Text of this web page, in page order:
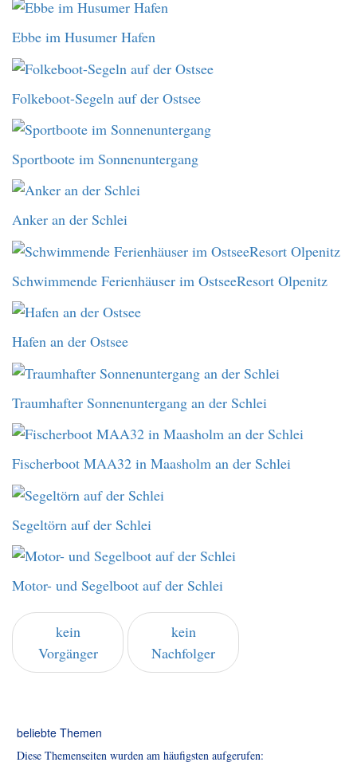
Ebbe im Husumer Hafen
Folkeboot-Segeln auf der Ostsee
Sportboote im Sonnenuntergang
Anker an der Schlei
Schwimmende Ferienhäuser im OstseeResort Olpenitz
Hafen an der Ostsee
Traumhafter Sonnenuntergang an der Schlei
Fischerboot MAA32 in Maasholm an der Schlei
Segeltörn auf der Schlei
Motor- und Segelboot auf der Schlei
kein
Vorgänger
kein
Nachfolger
beliebte Themen
Diese Themenseiten wurden am häufigsten aufgerufen: